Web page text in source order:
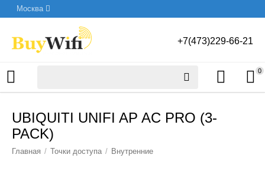
Москва
+7(473)229-66-21
0
UBIQUITI UNIFI AP AC PRO (3-
PACK)
Главная / Точки доступа / Внутренние